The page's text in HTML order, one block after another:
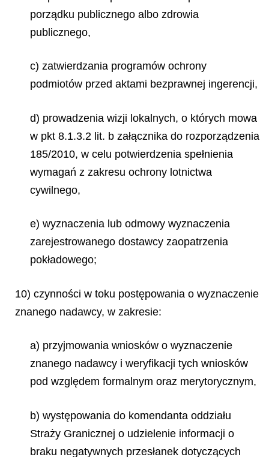
porządku publicznego albo zdrowia
publicznego,
c) zatwierdzania programów ochrony
podmiotów przed aktami bezprawnej ingerencji,
d) prowadzenia wizji lokalnych, o których mowa
w pkt 8.1.3.2 lit. b załącznika do rozporządzenia
185/2010, w celu potwierdzenia spełnienia
wymagań z zakresu ochrony lotnictwa
cywilnego,
e) wyznaczenia lub odmowy wyznaczenia
zarejestrowanego dostawcy zaopatrzenia
pokładowego;
10) czynności w toku postępowania o wyznaczenie
znanego nadawcy, w zakresie:
a) przyjmowania wniosków o wyznaczenie
znanego nadawcy i weryfikacji tych wniosków
pod względem formalnym oraz merytorycznym,
b) występowania do komendanta oddziału
Straży Granicznej o udzielenie informacji o
braku negatywnych przesłanek dotyczących